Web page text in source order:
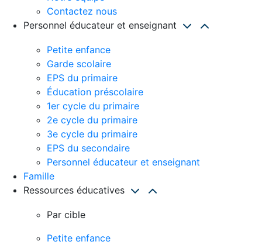
Contactez nous
Personnel éducateur et enseignant
Petite enfance
Garde scolaire
EPS du primaire
Éducation préscolaire
1er cycle du primaire
2e cycle du primaire
3e cycle du primaire
EPS du secondaire
Personnel éducateur et enseignant
Famille
Ressources éducatives
Par cible
Petite enfance